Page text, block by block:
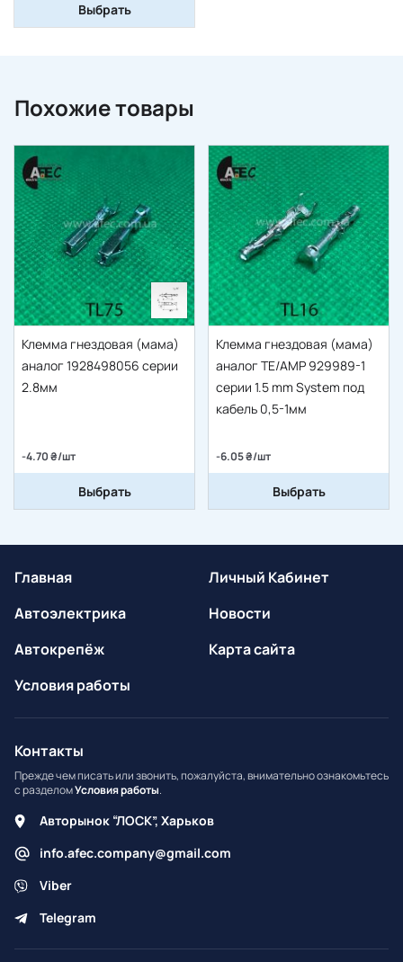
Выбрать
Похожие товары
Клемма гнездовая (мама)
аналог 1928498056 серии
2.8мм
-4.70 ₴/шт
Выбрать
Клемма гнездовая (мама)
аналог TE/AMP 929989-1
серии 1.5 mm System под
кабель 0,5-1мм
-6.05 ₴/шт
Выбрать
Главная
Автоэлектрика
Автокрепёж
Условия работы
Личный Кабинет
Новости
Карта сайта
Контакты
Прежде чем писать или звонить, пожалуйста, внимательно ознакомьтесь
с разделомУсловия работы.
Авторынок “ЛОСК”, Харьков
info.afec.company@gmail.com
Viber
Telegram